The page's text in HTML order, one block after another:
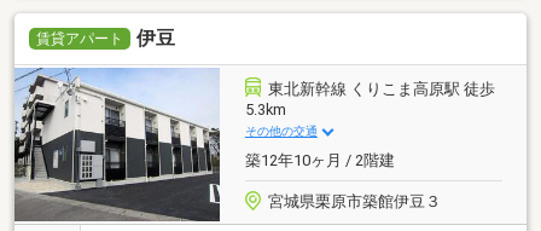
賃貸アパート 伊豆
東北新幹線 くりこま高原駅 徒歩
5.3km
その他の交通
築12年10ヶ月 / 2階建
宮城県栗原市築館伊豆３